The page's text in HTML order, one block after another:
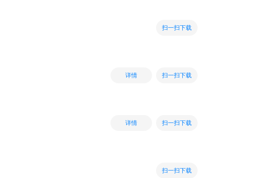
扫一扫下载
详情 扫一扫下载
详情 扫一扫下载
扫一扫下载